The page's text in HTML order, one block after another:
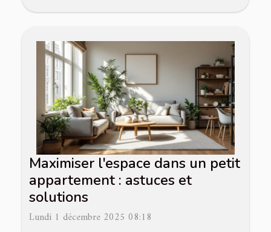
Maximiser l'espace dans un petit
appartement : astuces et
solutions
Lundi 1 décembre 2025 08:18